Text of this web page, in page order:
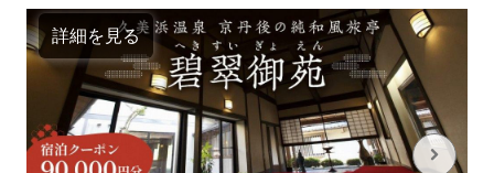
詳細を見る